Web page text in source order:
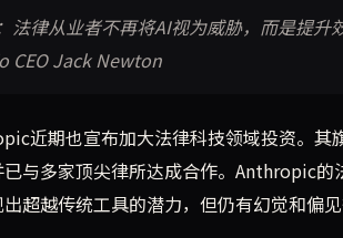
法律从业者不再将AI视为威胁，而是提
Jack Newton
近期也宣布加大法律科技领域投资。
与多家顶尖律所达成合作。Anthropic
超越传统工具的潜力，但仍有幻觉和偏见